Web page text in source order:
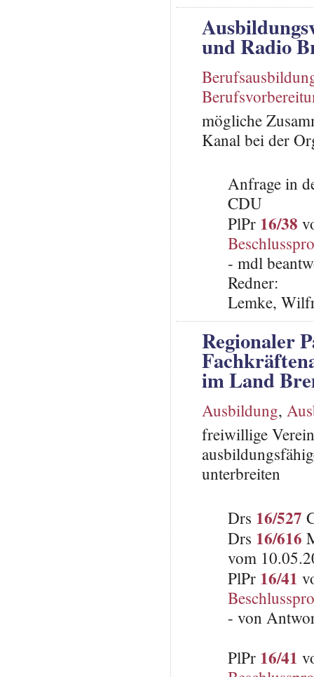
und Radio
mögliche
Kanal bei der
Anfrage in
CDU
PlPr 16/38
- mdl
Redner:
Lemke,
Regionaler
im Land
Ausbildung,
freiwillige
unterbreiten
Drs 16/527
Drs 16/616
vom
PlPr 16/41
- von
PlPr 16/41